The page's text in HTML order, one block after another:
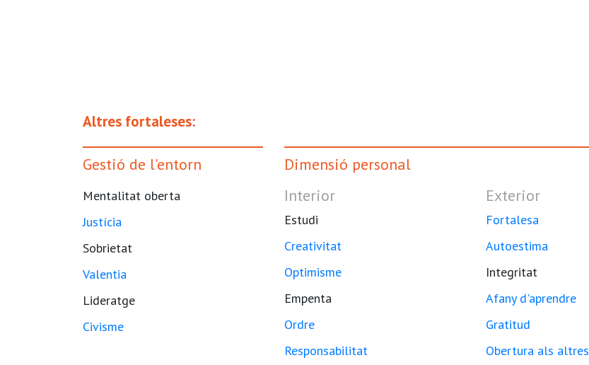
Altres fortaleses:
Gestió de l'entorn
Mentalitat oberta
Justícia
Sobrietat
Valentia
Lideratge
Civisme
Dimensió personal
Interior
Estudi
Creativitat
Optimisme
Empenta
Ordre
Responsabilitat
Exterior
Fortalesa
Autoestima
Integritat
Afany d'aprendre
Gratitud
Obertura als altres